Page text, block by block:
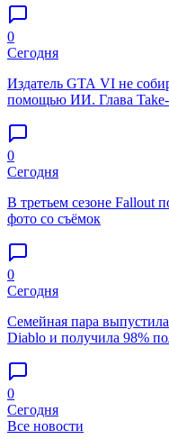
0
Сегодня
Издатель GTA VI не
помощью ИИ. Глава Take-
0
Сегодня
В третьем сезоне Fallout
фото со съёмок
0
Сегодня
Семейная пара
Diablo и получила 98%
0
Сегодня
Все новости